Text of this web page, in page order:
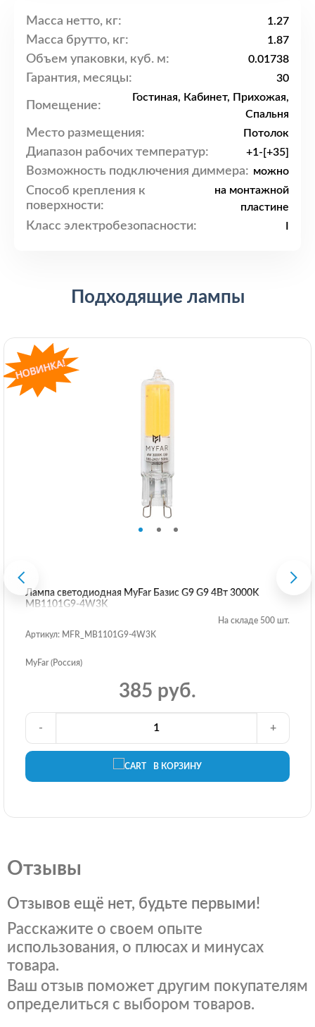
Масса нетто, кг: 1.27
Масса брутто, кг: 1.87
Объем упаковки, куб. м: 0.01738
Гарантия, месяцы: 30
Помещение:
Гостиная, Кабинет, Прихожая,
Спальня
Место размещения: Потолок
Диапазон рабочих температур: +1-[+35]
Возможность подключения диммера: можно
Способ крепления к
поверхности:
на монтажной
пластине
Класс электробезопасности:
Подходящие лампы
Лампа светодиодная MyFar Базис G9 G9 4Вт 3000K
MB1101G9-4W3K
На складе 500 шт.
Артикул: MFR_MB1101G9-4W3K
MyFar (Россия)
385 руб.
В КОРЗИНУ
- +
Отзывы
Отзывов ещё нет, будьте первыми!
Расскажите о своем опыте
использования, о плюсах и минусах
товара.
Ваш отзыв поможет другим покупателям
определиться с выбором товаров.